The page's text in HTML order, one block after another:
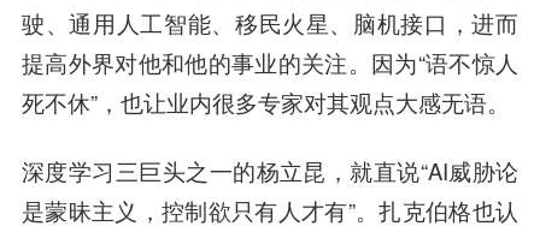
驶、通用人工智能、移民火星、脑机接口，进而
提高外界对他和他的事业的关注。因为“语不惊人
死不休”，也让业内很多专家对其观点大感无语。
深度学习三巨头之一的杨立昆，就直说“AI威胁论
是蒙昧主义，控制欲只有人才有”。扎克伯格也认